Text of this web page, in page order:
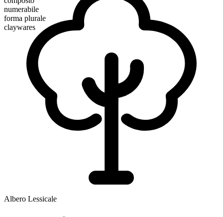
numerabile
forma plurale
claywares
Albero Lessicale